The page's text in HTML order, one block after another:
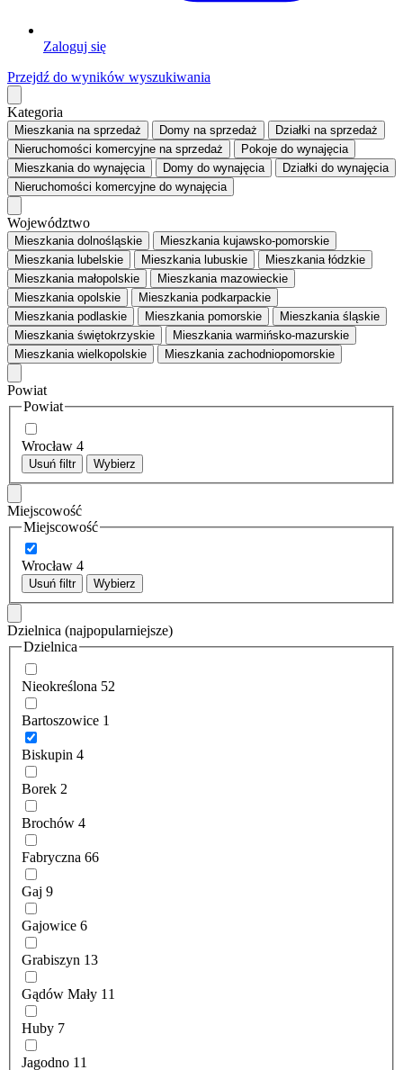
Zaloguj się
Przejdź do wyników wyszukiwania
Kategoria
Mieszkaniana sprzedaż Domy na sprzedaż Działki na sprzedaż
Nieruchomości komercyjne na sprzedaż Pokoje do wynajęcia
Mieszkaniado wynajęcia Domy do wynajęcia Działki do wynajęcia
Nieruchomości komercyjne do wynajęcia
Województwo
Mieszkania dolnośląskie
Mieszkania kujawsko-pomorskie
Mieszkania lubelskie
Mieszkania lubuskie
Mieszkania łódzkie
Mieszkania małopolskie
Mieszkania mazowieckie
Mieszkania opolskie
Mieszkania podkarpackie
Mieszkania podlaskie
Mieszkania pomorskie
Mieszkania śląskie
Mieszkania świętokrzyskie
Mieszkania warmińsko-mazurskie
Mieszkania wielkopolskie
Mieszkania zachodniopomorskie
Powiat
Powiat
Wrocław 4
Usuń filtr Wybierz
Miejscowość
Miejscowość
Wrocław 4
Usuń filtr Wybierz
Dzielnica (najpopularniejsze)
Dzielnica
Nieokreślona 52
Bartoszowice 1
Biskupin 4
Borek 2
Brochów 4
Fabryczna 66
Gaj 9
Gajowice 6
Grabiszyn 13
Gądów Mały 11
Huby 7
Jagodno 11